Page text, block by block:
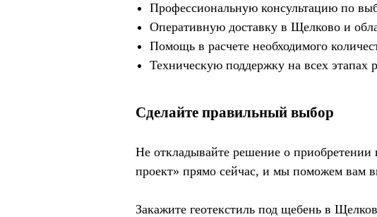
Профессиональную консультацию по
Оперативную доставку в Щелково и
Помощь в расчете необходимого
Техническую поддержку на всех этапах
Сделайте правильный выбор
Не откладывайте решение о приобретении
проект» прямо сейчас, и мы поможем вам
Закажите геотекстиль под щебень в